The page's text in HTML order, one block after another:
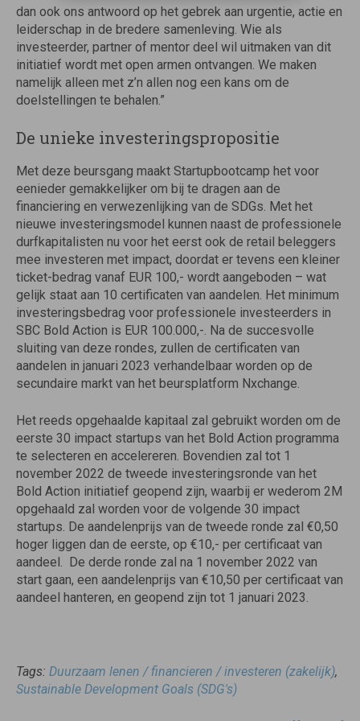
dan ook ons antwoord op het gebrek aan urgentie, actie en
leiderschap in de bredere samenleving. Wie als
investeerder, partner of mentor deel wil uitmaken van dit
initiatief wordt met open armen ontvangen. We maken
namelijk alleen met z’n allen nog een kans om de
doelstellingen te behalen.”
De unieke investeringspropositie
Met deze beursgang maakt Startupbootcamp het voor
eenieder gemakkelijker om bij te dragen aan de
financiering en verwezenlijking van de SDGs. Met het
nieuwe investeringsmodel kunnen naast de professionele
durfkapitalisten nu voor het eerst ook de retail beleggers
mee investeren met impact, doordat er tevens een kleiner
ticket-bedrag vanaf EUR 100,- wordt aangeboden – wat
gelijk staat aan 10 certificaten van aandelen. Het minimum
investeringsbedrag voor professionele investeerders in
SBC Bold Action is EUR 100.000,-. Na de succesvolle
sluiting van deze rondes, zullen de certificaten van
aandelen in januari 2023 verhandelbaar worden op de
secundaire markt van het beursplatform Nxchange.
Het reeds opgehaalde kapitaal zal gebruikt worden om de
eerste 30 impact startups van het Bold Action programma
te selecteren en accelereren. Bovendien zal tot 1
november 2022 de tweede investeringsronde van het
Bold Action initiatief geopend zijn, waarbij er wederom 2M
opgehaald zal worden voor de volgende 30 impact
startups. De aandelenprijs van de tweede ronde zal €0,50
hoger liggen dan de eerste, op €10,- per certificaat van
aandeel. De derde ronde zal na 1 november 2022 van
start gaan, een aandelenprijs van €10,50 per certificaat van
aandeel hanteren, en geopend zijn tot 1 januari 2023.
Tags: Duurzaam lenen / financieren / investeren (zakelijk),
Sustainable Development Goals (SDG's)